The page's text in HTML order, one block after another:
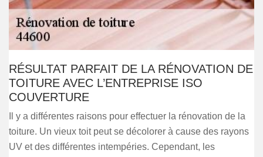
RÉSULTAT PARFAIT DE LA RÉNOVATION DE
TOITURE AVEC L’ENTREPRISE ISO
COUVERTURE
Il y a différentes raisons pour effectuer la rénovation de la
toiture. Un vieux toit peut se décolorer à cause des rayons
UV et des différentes intempéries. Cependant, les